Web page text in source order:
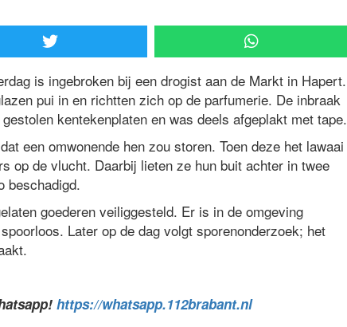
is ingebroken bij een drogist aan de Markt in Hapert.
pui in en richtten zich op de parfumerie. De inbraak
kentekenplaten en was deels afgeplakt met tape.
een omwonende hen zou storen. Toen deze het lawaai
op de vlucht. Daarbij lieten ze hun buit achter in twee
beschadigd.
goederen veiliggesteld. Er is in de omgeving
Later op de dag volgt sporenonderzoek; het
https://whatsapp.112brabant.nl